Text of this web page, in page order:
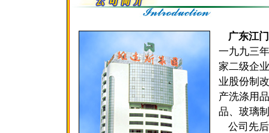
广东江
一九九三
家二级企
业股份制
产洗涤用
品、玻璃
公司先后